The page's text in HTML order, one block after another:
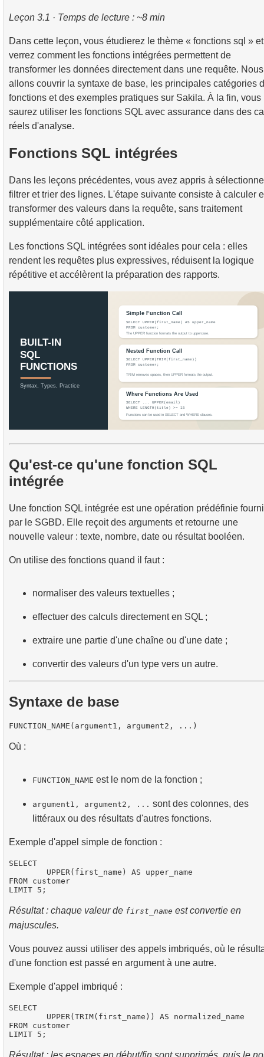
7.SELF JOIN - Joindre une table à elle-même
Scénarios et techniques pratiques de JOIN
9.Algorithmes de jointure
10.Opérations sur les ensembles de données
3.Comprendre les methodes d'optimisation des
5.Introduction aux index SQL
4.Comment fonctionnent les index B-tree
pour l'analyse des données
Calculer le taux d'occupation moyen des vols
Carte des sièges d'avion
Leçon 3.1 · Temps de lecture : ~8 min
Dans cette leçon, vous étudierez le thème « fonctions sql » et
verrez comment les fonctions intégrées permettent de
transformer les données directement dans une requête. Nous
allons couvrir la syntaxe de base, les principales catégories
fonctions et des exemples pratiques sur Sakila. À la fin, vous
saurez utiliser les fonctions SQL avec assurance dans des
réels d'analyse.
Fonctions SQL intégrées
Dans les leçons précédentes, vous avez appris à
filtrer et trier des lignes. L'étape suivante consiste à calculer
transformer des valeurs dans la requête, sans traitement
supplémentaire côté application.
Les fonctions SQL intégrées sont idéales pour cela : elles
rendent les requêtes plus expressives, réduisent la logique
répétitive et accélèrent la préparation des rapports.
Qu'est-ce qu'une fonction SQL
intégrée
Une fonction SQL intégrée est une opération prédéfinie
par le SGBD. Elle reçoit des arguments et retourne une
nouvelle valeur : texte, nombre, date ou résultat booléen.
On utilise des fonctions quand il faut :
normaliser des valeurs textuelles ;
effectuer des calculs directement en SQL ;
extraire une partie d'une chaîne ou d'une date ;
convertir des valeurs d'un type vers un autre.
Syntaxe de base
Où :
FUNCTION_NAME est le nom de la fonction ;
argument1, argument2, ... sont des colonnes, des
littéraux ou des résultats d'autres fonctions.
Exemple d'appel simple de fonction :
SELECT
FROM customer
Résultat : chaque valeur de first_name est convertie en
majuscules.
Vous pouvez aussi utiliser des appels imbriqués, où le
d'une fonction est passé en argument à une autre.
Exemple d'appel imbriqué :
SELECT
FROM customer